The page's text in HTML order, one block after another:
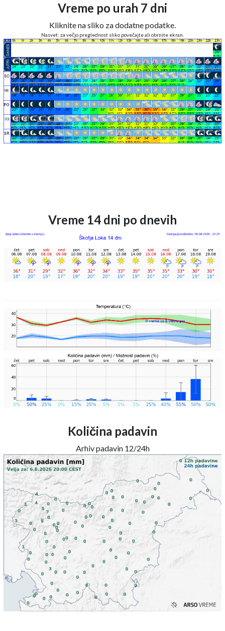
Vreme po urah 7 dni
Kliknite na sliko za dodatne podatke.
Nasvet: za večjo preglednost sliko povečajte ali obrnite ekran.
Vreme 14 dni po dnevih
Količina padavin
Arhiv padavin 12/24h